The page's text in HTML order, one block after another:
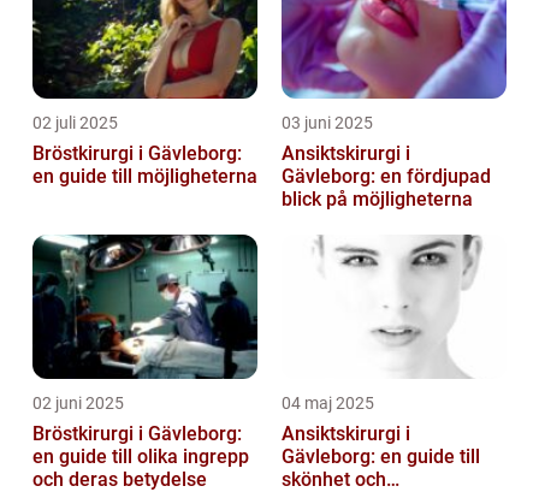
02 juli 2025
Bröstkirurgi i Gävleborg:
en guide till möjligheterna
03 juni 2025
Ansiktskirurgi i
Gävleborg: en fördjupad
blick på möjligheterna
02 juni 2025
Bröstkirurgi i Gävleborg:
en guide till olika ingrepp
och deras betydelse
04 maj 2025
Ansiktskirurgi i
Gävleborg: en guide till
skönhet och